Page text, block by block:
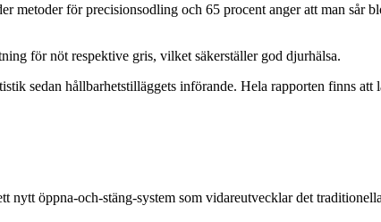
för precisionsodling och 65 procent anger att man sår
för nöt respektive gris, vilket säkerställer god djurhälsa.
sedan hållbarhetstilläggets införande. Hela rapporten finns att
öppna-och-stäng-system som vidareutvecklar det